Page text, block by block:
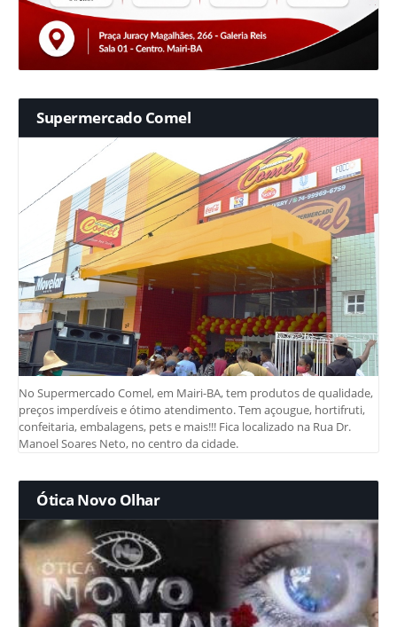
Supermercado Comel
No Supermercado Comel, em Mairi-BA, tem produtos de qualidade,
preços imperdíveis e ótimo atendimento. Tem açougue, hortifruti,
confeitaria, embalagens, pets e mais!!! Fica localizado na Rua Dr.
Manoel Soares Neto, no centro da cidade.
Ótica Novo Olhar